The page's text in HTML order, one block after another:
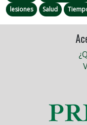
lesiones
Salud